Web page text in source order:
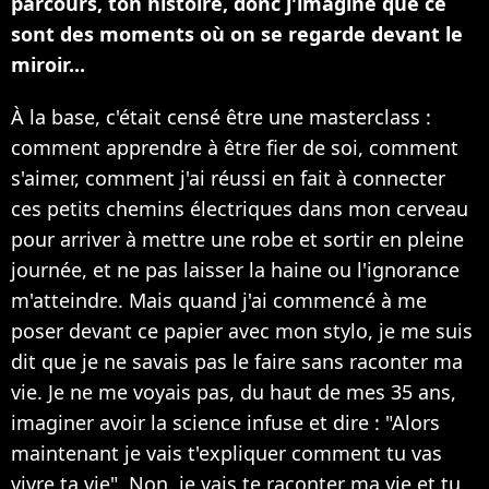
sont des moments où on se regarde devant le
miroir...
À la base, c'était censé être une masterclass :
comment apprendre à être fier de soi, comment
s'aimer, comment j'ai réussi en fait à connecter
ces petits chemins électriques dans mon cerveau
pour arriver à mettre une robe et sortir en pleine
journée, et ne pas laisser la haine ou l'ignorance
m'atteindre. Mais quand j'ai commencé à me
poser devant ce papier avec mon stylo, je me suis
dit que je ne savais pas le faire sans raconter ma
vie. Je ne me voyais pas, du haut de mes 35 ans,
imaginer avoir la science infuse et dire : "Alors
maintenant je vais t'expliquer comment tu vas